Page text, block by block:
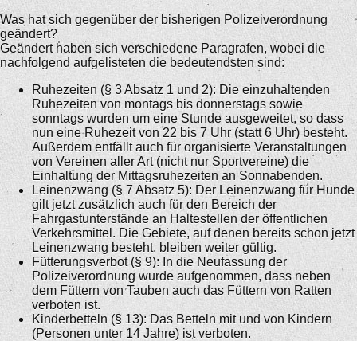
Was hat sich gegenüber der bisherigen Polizeiverordnung
geändert?
Geändert haben sich verschiedene Paragrafen, wobei die
nachfolgend aufgelisteten die bedeutendsten sind:
Ruhezeiten (§ 3 Absatz 1 und 2): Die einzuhaltenden
Ruhezeiten von montags bis donnerstags sowie
sonntags wurden um eine Stunde ausgeweitet, so dass
nun eine Ruhezeit von 22 bis 7 Uhr (statt 6 Uhr) besteht.
Außerdem entfällt auch für organisierte Veranstaltungen
von Vereinen aller Art (nicht nur Sportvereine) die
Einhaltung der Mittagsruhezeiten an Sonnabenden.
Leinenzwang (§ 7 Absatz 5): Der Leinenzwang für Hunde
gilt jetzt zusätzlich auch für den Bereich der
Fahrgastunterstände an Haltestellen der öffentlichen
Verkehrsmittel. Die Gebiete, auf denen bereits schon jetzt
Leinenzwang besteht, bleiben weiter gültig.
Fütterungsverbot (§ 9): In die Neufassung der
Polizeiverordnung wurde aufgenommen, dass neben
dem Füttern von Tauben auch das Füttern von Ratten
verboten ist.
Kinderbetteln (§ 13): Das Betteln mit und von Kindern
(Personen unter 14 Jahre) ist verboten.